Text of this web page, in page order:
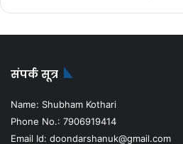
संपर्क सूत्र
Name: Shubham Kothari
Phone No.: 7906919414
Email Id: doondarshanuk@gmail.com